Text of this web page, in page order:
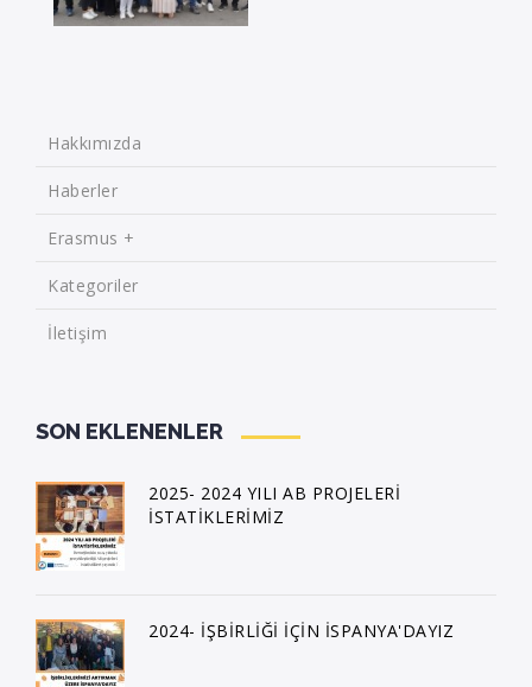
Hakkımızda
Haberler
Erasmus +
Kategoriler
İletişim
SON EKLENENLER
2025- 2024 YILI AB PROJELERİ
İSTATİKLERİMİZ
2024- İŞBİRLİĞİ İÇİN İSPANYA'DAYIZ